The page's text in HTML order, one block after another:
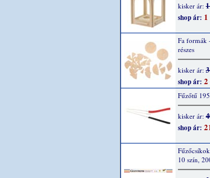
kisker ár:
shop ár:
Fa formák
részes
kisker ár:
shop ár: 2
Fűzőtű
kisker ár:
shop ár:
10 szín,